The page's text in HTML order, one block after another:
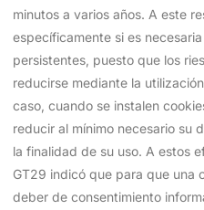
minutos a varios años. A este
específicamente si es
persistentes, puesto que los
reducirse mediante la
caso, cuando se instalen
reducir al mínimo necesario su
la finalidad de su uso. A estos
GT29 indicó que para que una
deber de consentimiento